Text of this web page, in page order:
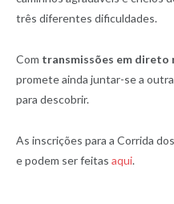
três diferentes dificuldades.
Com transmissões em direto
promete ainda juntar-se a
para descobrir.
As inscrições para a Corrida
e podem ser feitas aqui.